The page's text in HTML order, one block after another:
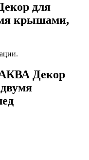
для
крышами,
Декор